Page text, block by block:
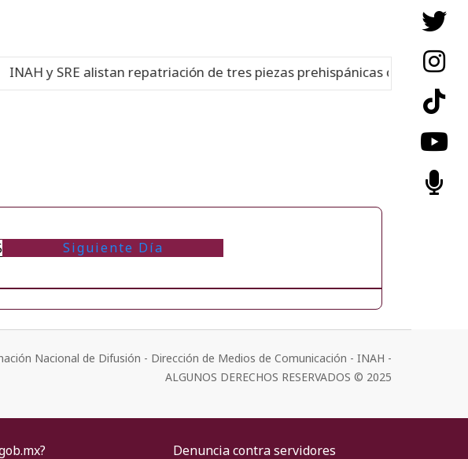
y SRE alistan repatriación de tres piezas prehispánicas desde Estados
Siguiente Día
Nacional de Difusión - Dirección de Medios de Comunicación - INAH -
ALGUNOS DERECHOS RESERVADOS © 2025
Denuncia contra servidores